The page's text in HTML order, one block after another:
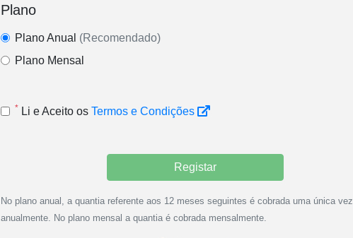
Plano
Plano Anual (Recomendado)
Plano Mensal
* Li e Aceito os Termos e Condições
Registar
No plano anual, a quantia referente aos 12 meses seguintes é cobrada uma única vez
anualmente. No plano mensal a quantia é cobrada mensalmente.